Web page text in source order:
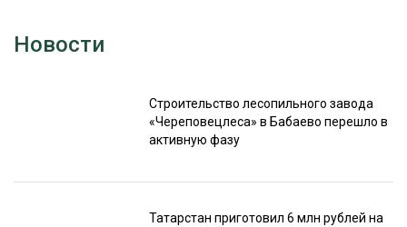
Новости
Строительство лесопильного завода
«Череповецлеса» в Бабаево перешло в
активную фазу
Татарстан приготовил 6 млн рублей на